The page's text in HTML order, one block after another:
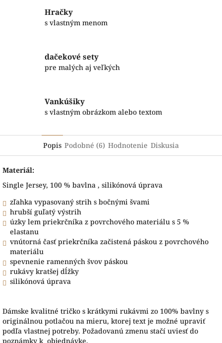
Hračky
s vlastným menom
dačekové sety
pre malých aj veľkých
Vankúšiky
s vlastným obrázkom alebo textom
Popis Podobné (6) Hodnotenie Diskusia
Materiál:
Single Jersey, 100 % bavlna , silikónová úprava
zľahka vypasovaný strih s bočnými švami
hrubší guľatý výstrih
úzky lem priekrčníka z povrchového materiálu s 5 %
elastanu
vnútorná časť priekrčníka začistená páskou z povrchového
materiálu
spevnenie ramenných švov páskou
rukávy kratšej dĺžky
silikónová úprava
Dámske kvalitné tričko s krátkymi rukávmi zo 100% bavlny s
originálnou potlačou na mieru, ktorej text je možné upraviť
podľa vlastnej potreby. Požadovanú zmenu stačí uviesť do
poznámky k objednávke.